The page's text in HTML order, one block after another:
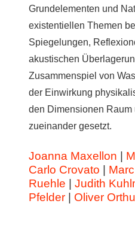
Grundelementen und
existentiellen Themen
Spiegelungen,
akustischen
Zusammenspiel von
der Einwirkung
den Dimensionen
zueinander gesetzt.
Joanna Maxellon
Carlo Crovato
Ruehle
Judith
Pfelder
Oliver